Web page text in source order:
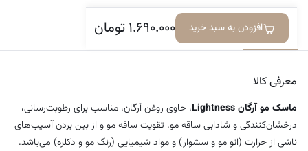
پوست سر
۱.۶۹۰.۰۰۰تومان افزودن به سبد خریدمعرفی کالا دیدگاه‌ها
معرفی کالا
ماسک مو آرگان Lightness
، حاوی روغن آرگان، مناسب برای رطوبت‌رسانی،
درخشان‌کنندگی و شادابی ساقه مو. تقویت ساقه مو و از بین بردن آسیب‌های
ناشی از حرارت (اتو مو و سشوار) و مواد شیمیایی (رنگ مو و دکلره) می‌باشد.